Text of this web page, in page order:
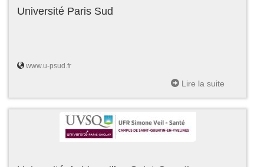
Université Paris Sud
www.u-psud.fr
Lire la suite